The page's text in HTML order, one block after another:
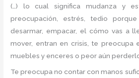
(…) lo cual significa mudanza y
preocupación, estrés, tedio
desarmar, empacar, el cómo vas a
mover, entran en crisis, te preocupa
muebles y enceres o peor aún
Te preocupa no contar con manos